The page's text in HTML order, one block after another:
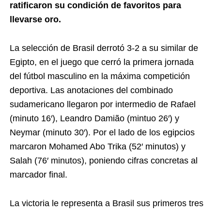
ratificaron su condición de favoritos para
llevarse oro.
La selección de Brasil derrotó 3-2 a su similar de
Egipto, en el juego que cerró la primera jornada
del fútbol masculino en la máxima competición
deportiva. Las anotaciones del combinado
sudamericano llegaron por intermedio de Rafael
(minuto 16′), Leandro Damião (mintuo 26′) y
Neymar (minuto 30′). Por el lado de los egipcios
marcaron Mohamed Abo Trika (52′ minutos) y
Salah (76′ minutos), poniendo cifras concretas al
marcador final.
La victoria le representa a Brasil sus primeros tres